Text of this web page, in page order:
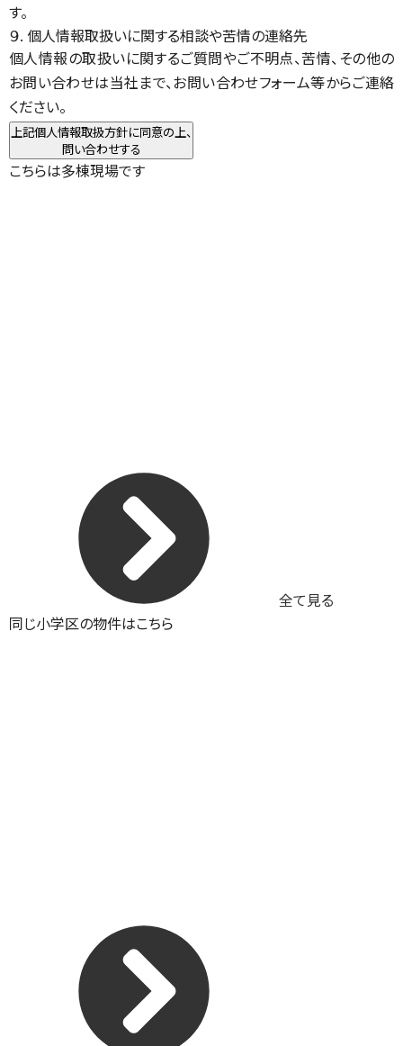
す。
９. 個人情報取扱いに関する相談や苦情の連絡先
個人情報の取扱いに関するご質問やご不明点、苦情、その他の
お問い合わせは当社まで、お問い合わせフォーム等からご連絡
ください。
上記個人情報取扱方針に同意の上、
問い合わせする
こちらは多棟現場です
全て見る
同じ小学区の物件はこちら